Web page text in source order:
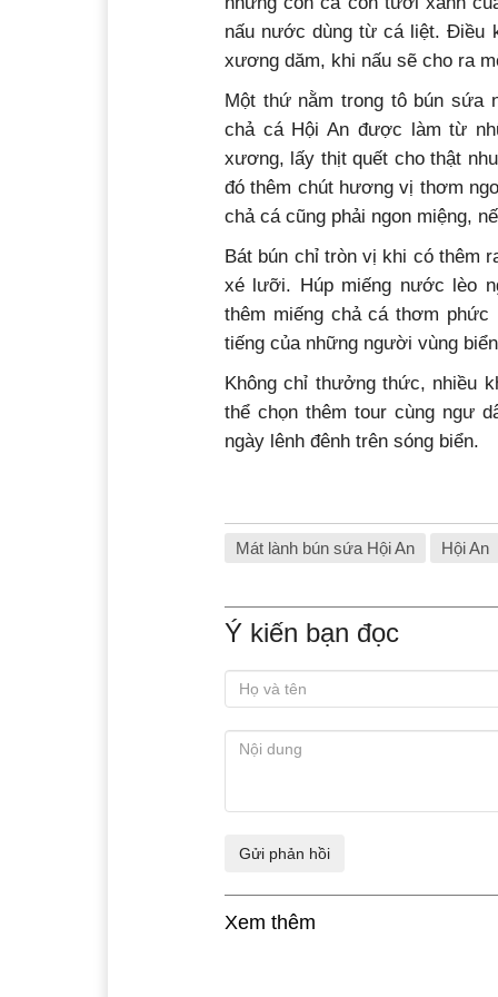
nấu nước dùng từ cá liệt. Điều
xương dăm, khi nấu sẽ cho ra
Một thứ nằm trong tô bún sứa
chả cá Hội An được làm từ
xương, lấy thịt quết cho thật
đó thêm chút hương vị thơm
chả cá cũng phải ngon miệng,
Bát bún chỉ tròn vị khi có thêm
xé lưỡi. Húp miếng nước lèo
thêm miếng chả cá thơm
tiếng của những người vùng
Không chỉ thưởng thức, nhiều
thể chọn thêm tour cùng ngư
ngày lênh đênh trên sóng biển.
Mát lành bún sứa Hội An Hội An
Ý kiến bạn đọc
Xem thêm